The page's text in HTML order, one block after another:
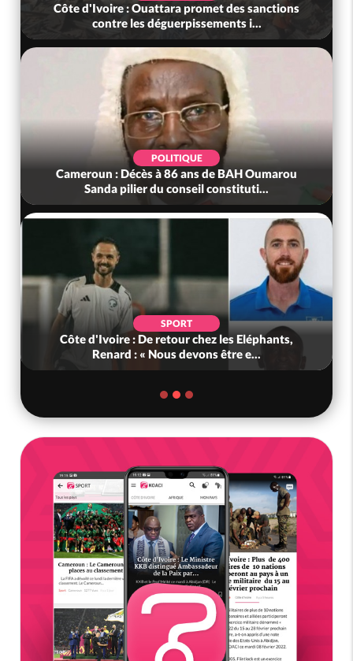
Côte d'Ivoire : Ouattara promet des sanctions
contre les déguerpissements i...
POLITIQUE
Cameroun : Décès à 86 ans de BAH Oumarou
Sanda pilier du conseil constituti...
SPORT
Côte d'Ivoire : De retour chez les Eléphants,
Renard : « Nous devons être e...